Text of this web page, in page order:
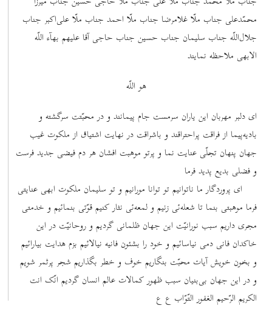
محمّدعلی جناب ملّا غلامرضا جناب ملّا احمد جناب ملّا علی‌اکبر جناب
جلال‌اللّه جناب سلیمان جناب حسین جناب حاجی آقا علیهم بهآء اللّه
الابهی ملاحظه نمایند
هو اللّه
ای دلبر مهربان این یاران سرمست جام پیمانند و در محبّتت سرگشته و
بادیه‌پیما از فراقت پراحتراقند و باشراقت در نهایت اشتیاق از ملکوت غیب
جهان پنهان تجلّی عنایت نما و پرتو موهبت افشان هر دم فیضی جدید فرست
و فضلی بدیع پدید فرما
ای پروردگار ما ناتوانیم تو توانا مورانیم و تو سلیمان ملکوت ابهی عنایتی
فرما موهبتی بنما تا شعله‌ئی زنیم و لمعه‌ئی نثار کنیم قوّتی بنمائیم و خدمتی
مجری داریم سبب نورانیّت این جهان ظلمانی گردیم و روحانیّت در این
خاکدان فانی دمی نیاسائیم و خود را بشئون فانیه نیالائیم بزم هدایت بیارائیم
و بخون خویش آیات محبّت بنگاریم خوف و خطر بگذاریم شجر پرثمر شویم
و در این جهان بی‌بنیان سبب ظهور کمالات عالم انسان گردیم انّک انت
الکریم الرّحیم الغفور التّوّاب ع ع